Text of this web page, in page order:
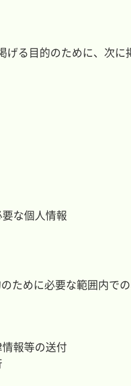
る目的のために、次に
な個人情報
ために必要な範囲内での
報等の送付